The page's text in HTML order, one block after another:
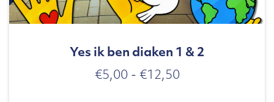
Yes ik ben diaken 1 & 2
€5,00 - €12,50Prijsklasse: